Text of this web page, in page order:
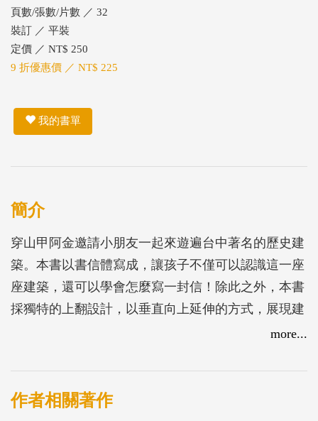
頁數/張數/片數 ／ 32
裝訂 ／ 平裝
定價 ／ NT$ 250
9 折優惠價 ／ NT$ 225
我的書單
簡介
穿山甲阿金邀請小朋友一起來遊遍台中著名的歷史建
築。本書以書信體寫成，讓孩子不僅可以認識這一座
座建築，還可以學會怎麼寫一封信！除此之外，本書
採獨特的上翻設計，以垂直向上延伸的方式，展現建
more...
作者相關著作